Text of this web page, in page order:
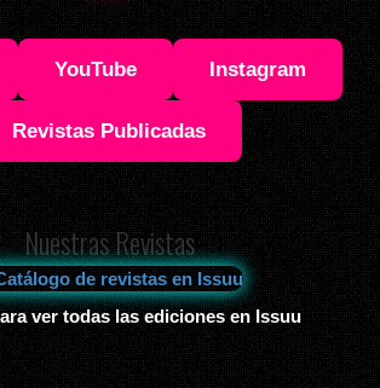
YouTube Instagram
Revistas Publicadas
Nuestras Revistas
ver todas las ediciones en Issuu